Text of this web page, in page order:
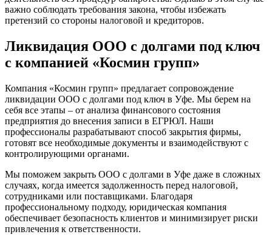
важно соблюдать требования закона, чтобы избежать
претензий со стороны налоговой и кредиторов.
Ликвидация ООО с долгами под ключ
с компанией «Космин групп»
Компания «Космин групп» предлагает сопровождение
ликвидации ООО с долгами под ключ в Уфе. Мы берем на
себя все этапы – от анализа финансового состояния
предприятия до внесения записи в ЕГРЮЛ. Наши
профессионалы разрабатывают способ закрытия фирмы,
готовят все необходимые документы и взаимодействуют с
контролирующими органами.
Мы поможем закрыть ООО с долгами в Уфе даже в сложных
случаях, когда имеется задолженность перед налоговой,
сотрудниками или поставщиками. Благодаря
профессиональному подходу, юридическая компания
обеспечивает безопасность клиентов и минимизирует риски
привлечения к ответственности.